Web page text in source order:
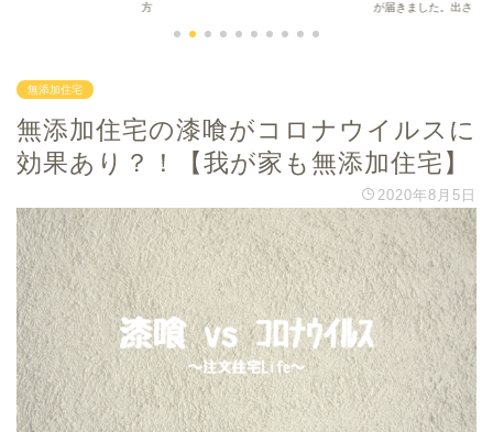
方
が届きました。出さ...
無添加住宅
無添加住宅の漆喰がコロナウイルスに
効果あり？！【我が家も無添加住宅】
2020年8月5日